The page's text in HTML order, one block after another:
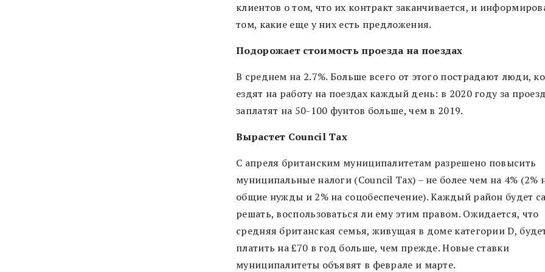
клиентов о том, что их контракт заканчивается, и
том, какие еще у них есть предложения.
Подорожает стоимость проезда на поездах
В среднем на 2.7%. Больше всего от этого пострадают люди,
ездят на работу на поездах каждый день: в 2020 году за
заплатят на 50-100 фунтов больше, чем в 2019.
Вырастет Council Tax
С апреля британским муниципалитетам разрешено повысить
муниципальные налоги (Council Tax) – не более чем на 4% (2%
общие нужды и 2% на соцобеспечение). Каждый район будет
решать, воспользоваться ли ему этим правом. Ожидается, что
средняя британская семья, живущая в доме категории D,
платить на £70 в год больше, чем прежде. Новые ставки
муниципалитеты объявят в феврале и марте.